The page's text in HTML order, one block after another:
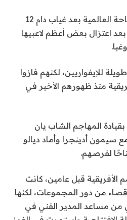
تعود ساحل العاج إلى الساحة العالمية بعد غياب دام 12
اعتزال بعض أعظم لاعبيها
للإيفواريين، لكنهم فازوا
منذ ظهورهم الأخير في
المهاجم الشاب يان
سيمون أدينجرا وأماد ديالو
لفرصهم.
قبل عامين، كانت
من دور المجموعات، لكنها
من مساعد المدير الفني في